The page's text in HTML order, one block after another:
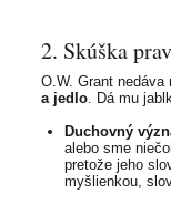
2. Skúška
O.W. Grant
a jedlo. Dá mu
Duchovný
alebo sme
pretože jeho
myšlienkou,